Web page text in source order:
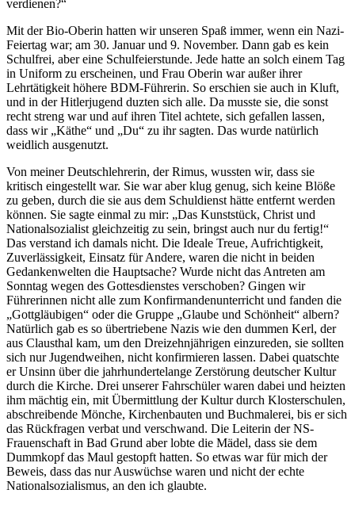
verdienen?
Mit der Bio-Oberin hatten wir unseren Spaß immer, wenn ein Nazi-
Feiertag war; am 30. Januar und 9. November. Dann gab es kein
Schulfrei, aber eine Schulfeierstunde. Jede hatte an solch einem Tag
in Uniform zu erscheinen, und Frau Oberin war außer ihrer
Lehrtätigkeit höhere BDM-Führerin. So erschien sie auch in Kluft,
und in der Hitlerjugend duzten sich alle. Da musste sie, die sonst
recht streng war und auf ihren Titel achtete, sich gefallen lassen,
dass wir Käthe und Du
zu ihr sagten. Das wurde natürlich
weidlich ausgenutzt.
Von meiner Deutschlehrerin, der Rimus, wussten wir, dass sie
kritisch eingestellt war. Sie war aber klug genug, sich keine Blöße
zu geben, durch die sie aus dem Schuldienst hätte entfernt werden
können. Sie sagte einmal zu mir:
Das Kunststück, Christ und
Nationalsozialist gleichzeitig zu sein, bringst auch nur du fertig!
Das verstand ich damals nicht. Die Ideale Treue, Aufrichtigkeit,
Zuverlässigkeit, Einsatz für Andere, waren die nicht in beiden
Gedankenwelten die Hauptsache? Wurde nicht das Antreten am
Sonntag wegen des Gottesdienstes verschoben? Gingen wir
Führerinnen nicht alle zum Konfirmandenunterricht und fanden die
Gottgläubigen
oder die Gruppe Glaube und Schönheit
albern?
Natürlich gab es so übertriebene Nazis wie den dummen Kerl, der
aus Clausthal kam, um den Dreizehnjährigen einzureden, sie sollten
sich nur Jugendweihen, nicht konfirmieren lassen. Dabei quatschte
er Unsinn über die jahrhundertelange Zerstörung deutscher Kultur
durch die Kirche. Drei unserer Fahrschüler waren dabei und heizten
ihm mächtig ein, mit Übermittlung der Kultur durch Klosterschulen,
abschreibende Mönche, Kirchenbauten und Buchmalerei, bis er sich
das Rückfragen verbat und verschwand. Die Leiterin der NS-
Frauenschaft in Bad Grund aber lobte die Mädel, dass sie dem
Dummkopf das Maul gestopft hatten. So etwas war für mich der
Beweis, dass das nur Auswüchse waren und nicht der echte
Nationalsozialismus, an den ich glaubte.